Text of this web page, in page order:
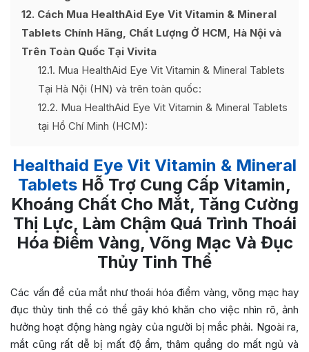
12 Cách Mua HealthAid Eye Vit Vitamin & Mineral
Tablets Chính Hãng, Chất Lượng Ở HCM, Hà Nội và
Trên Toàn Quốc Tại Vivita
12.1 Mua HealthAid Eye Vit Vitamin & Mineral Tablets
Tại Hà Nội (HN) và trên toàn quốc:
12.2 Mua HealthAid Eye Vit Vitamin & Mineral Tablets
tại Hồ Chí Minh (HCM):
Healthaid Eye Vit Vitamin & Mineral
Tablets Hỗ Trợ Cung Cấp Vitamin,
Khoáng Chất Cho Mắt, Tăng Cường
Thị Lực, Làm Chậm Quá Trình Thoái
Hóa Điểm Vàng, Võng Mạc Và Đục
Thủy Tinh Thể
Các vấn đề của mắt như thoái hóa điểm vàng, võng mạc hay
đục thủy tinh thể có thể gây khó khăn cho việc nhìn rõ, ảnh
hưởng hoạt động hàng ngày của người bị mắc phải. Ngoài ra,
mắt cũng rất dễ bị mất độ ẩm, thâm quầng do mất ngủ và